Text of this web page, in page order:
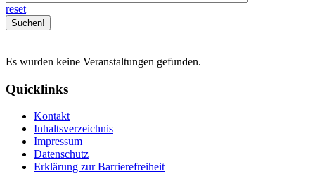
reset
Es wurden keine Veranstaltungen gefunden.
Quicklinks
Kontakt
Inhaltsverzeichnis
Impressum
Datenschutz
Erklärung zur Barrierefreiheit